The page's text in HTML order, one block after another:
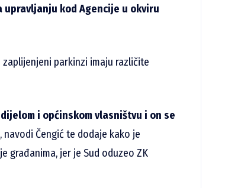
kod Agencije u okviru
zaplijenjeni parkinzi imaju različite
i općinskom vlasništvu i on se
, navodi Čengić te dodaje kako je
građanima, jer je Sud oduzeo ZK